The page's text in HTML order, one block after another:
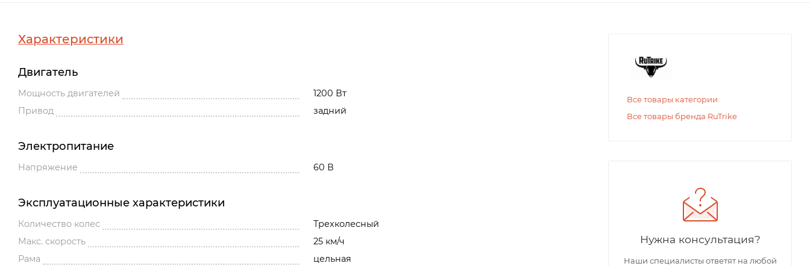
Характеристики
Двигатель
Мощность двигателей
1200 Вт
Привод
задний
Электропитание
Напряжение 60 В
Эксплуатационные характеристики
Количество колес
Трехколесный
Макс. скорость
25 км/ч
Рама
цельная
Все товары категории
Все товары бренда RuTrike
Нужна консультация?
Наши специалисты ответят на любой